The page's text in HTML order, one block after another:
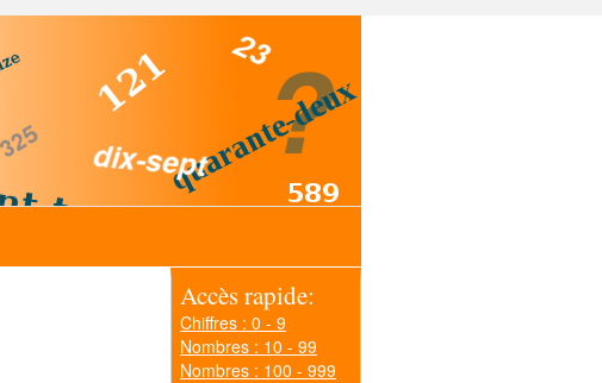
Accès rapide:
Chiffres : 0 - 9
Nombres : 10 - 99
Nombres : 100 - 999